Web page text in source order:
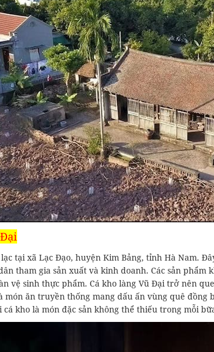
tại xã Lạc Đạo, huyện Kim Bảng, tỉnh Hà Nam.
tham gia sản xuất và kinh doanh. Các sản phẩm
vệ sinh thực phẩm. Cá kho làng Vũ Đại trở nên
món ăn truyền thống mang dấu ấn vùng quê
kho là món đặc sản không thể thiếu trong mỗi